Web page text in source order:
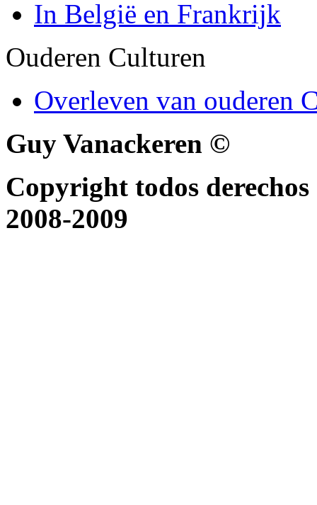
In België en Frankrijk
Ouderen Culturen
Overleven van ouderen
Guy Vanackeren ©
Copyright todos
2008-2009